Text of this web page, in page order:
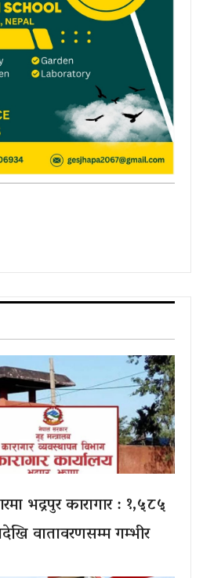
भद्रपुर कारागार : १,५८५
वातावरणसम्म गम्भीर